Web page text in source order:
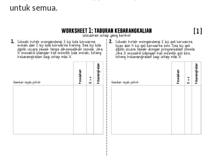
untuk semua.